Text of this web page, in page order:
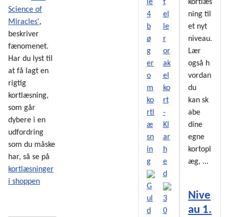
Science of
Miracles',
beskriver
fænomenet.
Har du lyst til
at få lagt en
rigtig
kortlæsning,
som går
dybere i en
udfordring
som du måske
har, så se på
kortlæsninger
i shoppen
G
ul
d
3
0
kortlæs
ning til
et nyt
niveau.
Lær
også h
vordan
du
kan sk
abe
dine
egne
kortopl
æg, ...
Nive
au 1.